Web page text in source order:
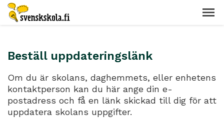
Beställ uppdateringslänk
Om du är skolans, daghemmets, eller enhetens
kontaktperson kan du här ange din e-
postadress och få en länk skickad till dig för att
uppdatera skolans uppgifter.